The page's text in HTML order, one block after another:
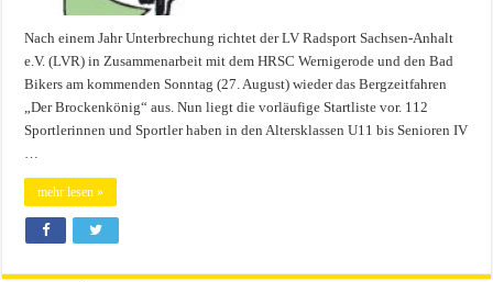
Nach einem Jahr Unterbrechung richtet der LV Radsport Sachsen-Anhalt
e.V. (LVR) in Zusammenarbeit mit dem HRSC Wernigerode und den Bad
Bikers am kommenden Sonntag (27. August) wieder das Bergzeitfahren
„Der Brockenkönig“ aus. Nun liegt die vorläufige Startliste vor. 112
Sportlerinnen und Sportler haben in den Altersklassen U11 bis Senioren IV
mehr lesen »